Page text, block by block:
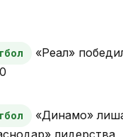
«Реал»
«Динамо»